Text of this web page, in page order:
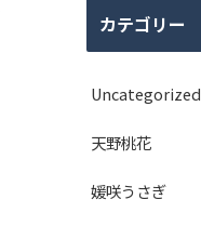
カテゴリー
Uncategorized
天野桃花
媛咲うさぎ